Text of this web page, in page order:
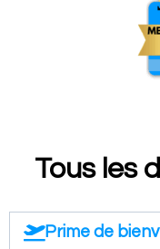
Tous les
Prime de